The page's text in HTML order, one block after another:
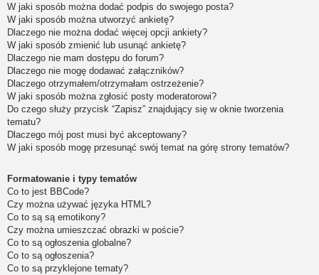
W jaki sposób można dodać podpis do swojego posta?
W jaki sposób można utworzyć ankietę?
Dlaczego nie można dodać więcej opcji ankiety?
W jaki sposób zmienić lub usunąć ankietę?
Dlaczego nie mam dostępu do forum?
Dlaczego nie mogę dodawać załączników?
Dlaczego otrzymałem/otrzymałam ostrzeżenie?
W jaki sposób można zgłosić posty moderatorowi?
Do czego służy przycisk “Zapisz” znajdujący się w oknie tworzenia
tematu?
Dlaczego mój post musi być akceptowany?
W jaki sposób mogę przesunąć swój temat na górę strony tematów?
Formatowanie i typy tematów
Co to jest BBCode?
Czy można używać języka HTML?
Co to są są emotikony?
Czy można umieszczać obrazki w poście?
Co to są ogłoszenia globalne?
Co to są ogłoszenia?
Co to są przyklejone tematy?